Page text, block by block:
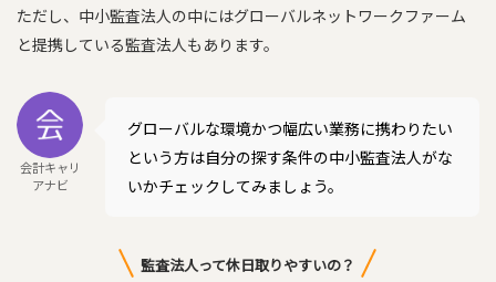
ただし、中小監査法人の中にはグローバルネットワークファーム
と提携している監査法人もあります。
会計キャリ
アナビ
グローバルな環境かつ幅広い業務に携わりたい
という方は自分の探す条件の中小監査法人がな
いかチェックしてみましょう。
監査法人って休日取りやすいの？